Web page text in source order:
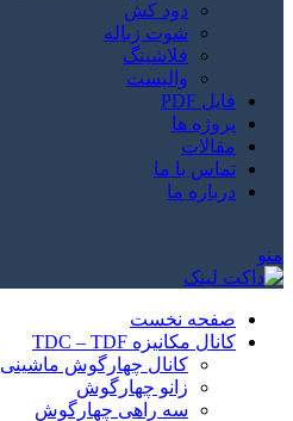
دود کش
شوت زباله
فلاشینگ
والپست
فایل PDF
پروژه ها
مقالات
تماس با ما
درباره ما
منو
صفحه نخست
کانال مکانیزه TDC – TDF
کانال چهارگوش ماشینی TDC , TDF
زانو چهارگوش
سه راهی چهارگوش